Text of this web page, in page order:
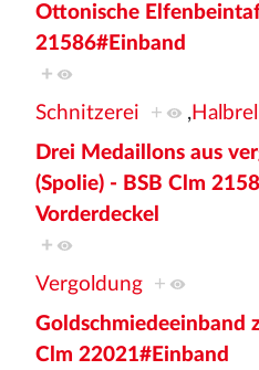
Ottonische
21586#Einband
+
Schnitzerei
+ ,
Drei Medaillons aus
(Spolie) - BSB Clm
Vorderdeckel
+
Vergoldung +
Goldschmiedeeinband
Clm 22021#Einband